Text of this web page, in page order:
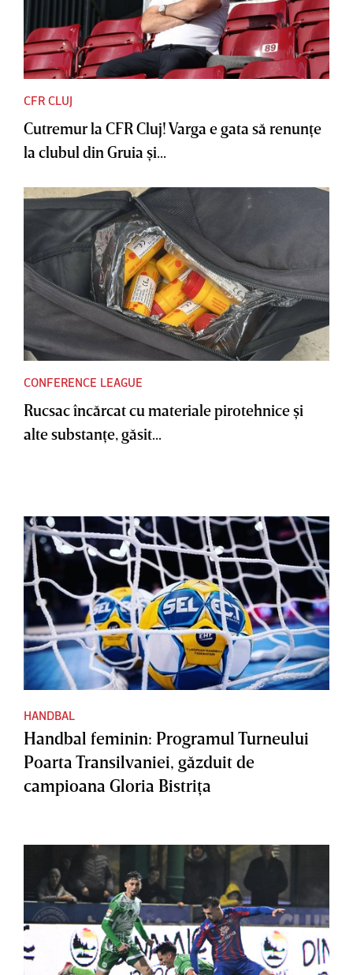
CFR CLUJ
Cutremur la CFR Cluj! Varga e gata să renunţe
la clubul din Gruia şi...
CONFERENCE LEAGUE
Rucsac încărcat cu materiale pirotehnice şi
alte substanţe, găsit...
HANDBAL
Handbal feminin: Programul Turneului
Poarta Transilvaniei, găzduit de
campioana Gloria Bistriţa